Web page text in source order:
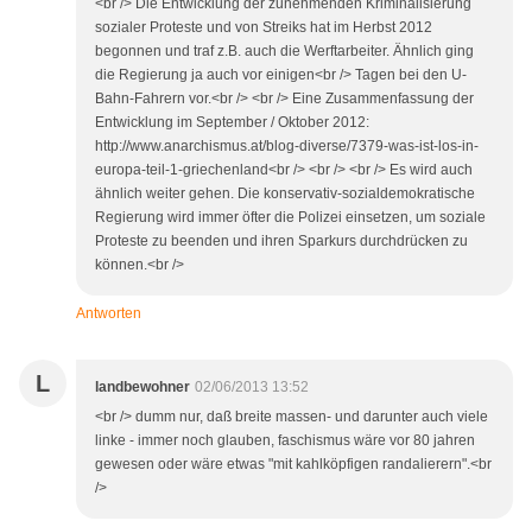
<br /> Die Entwicklung der zunehmenden Kriminalisierung
sozialer Proteste und von Streiks hat im Herbst 2012
begonnen und traf z.B. auch die Werftarbeiter. Ähnlich ging
die Regierung ja auch vor einigen<br /> Tagen bei den U-
Bahn-Fahrern vor.<br /> <br /> Eine Zusammenfassung der
Entwicklung im September / Oktober 2012:
http://www.anarchismus.at/blog-diverse/7379-was-ist-los-in-
europa-teil-1-griechenland<br /> <br /> <br /> Es wird auch
ähnlich weiter gehen. Die konservativ-sozialdemokratische
Regierung wird immer öfter die Polizei einsetzen, um soziale
Proteste zu beenden und ihren Sparkurs durchdrücken zu
können.<br />
Antworten
L landbewohner 02/06/2013 13:52
<br /> dumm nur, daß breite massen- und darunter auch viele
linke - immer noch glauben, faschismus wäre vor 80 jahren
gewesen oder wäre etwas "mit kahlköpfigen randalierern".<br
/>